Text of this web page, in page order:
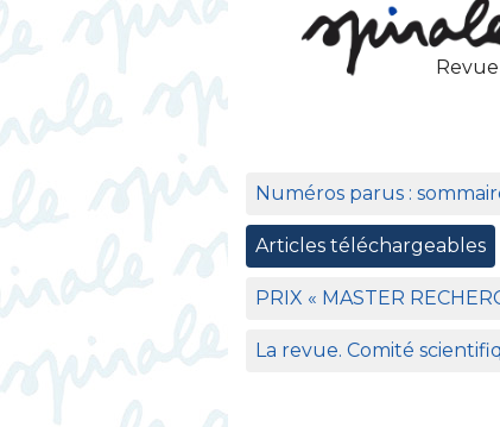
Numéros parus :
Articles téléchargeables
PRIX « MASTER
La revue. Comité